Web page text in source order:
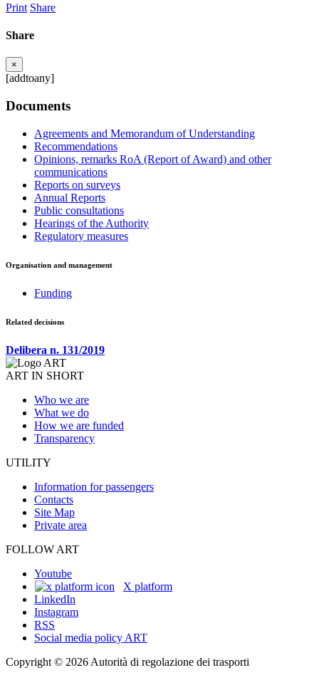
Print Share
Share
×
[addtoany]
Documents
Agreements and Memorandum of Understanding
Recommendations
Opinions, remarks RoA (Report of Award) and other
communications
Reports on surveys
Annual Reports
Public consultations
Hearings of the Authority
Regulatory measures
Organisation and management
Funding
Related decisions
Delibera n. 131/2019
ART IN SHORT
Who we are
What we do
How we are funded
Transparency
UTILITY
Information for passengers
Contacts
Site Map
Private area
FOLLOW ART
Youtube
X platform
LinkedIn
Instagram
RSS
Social media policy ART
Copyright © 2026 Autorità di regolazione dei trasporti